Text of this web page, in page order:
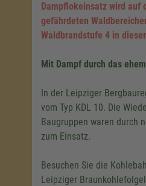
Dampflokeinsatz wird auf
gefährdeten
Waldbrandstufe 4 in
Mit Dampf durch das
In der Leipziger
vom Typ KDL 10. Die
Baugruppen waren durch
zum Einsatz.
Besuchen Sie die
Leipziger